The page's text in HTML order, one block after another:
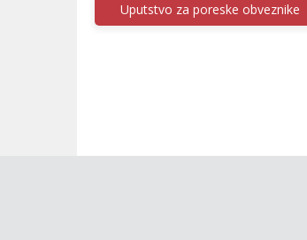
Uputstvo za poreske obveznike